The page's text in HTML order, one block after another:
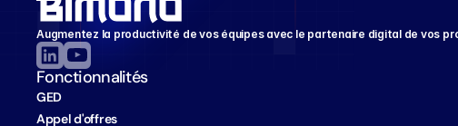
Augmentez la productivité de vos équipes avec le partenaire digital de vos
Fonctionnalités
GED
Appel d'offres